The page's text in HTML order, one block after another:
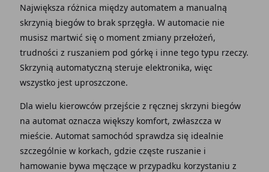
Największa różnica między automatem a manualną
skrzynią biegów to brak sprzęgła. W automacie nie
musisz martwić się o moment zmiany przełożeń,
trudności z ruszaniem pod górkę i inne tego typu rzeczy.
Skrzynią automatyczną steruje elektronika, więc
wszystko jest uproszczone.
Dla wielu kierowców przejście z ręcznej skrzyni biegów
na automat oznacza większy komfort, zwłaszcza w
mieście. Automat samochód sprawdza się idealnie
szczególnie w korkach, gdzie częste ruszanie i
hamowanie bywa męczące w przypadku korzystaniu z